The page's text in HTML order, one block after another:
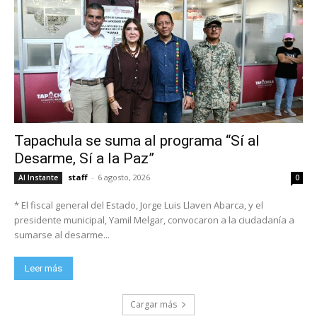
Tapachula se suma al programa “Sí al
Desarme, Sí a la Paz”
Al Instante staff - 6 agosto, 2026 0
* El fiscal general del Estado, Jorge Luis Llaven Abarca, y el
presidente municipal, Yamil Melgar, convocaron a la ciudadanía a
sumarse al desarme...
Leer más
Cargar más